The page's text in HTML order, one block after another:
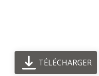
TÉLÉCHARGER